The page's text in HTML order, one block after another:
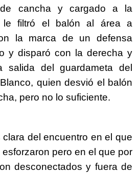
cancha y cargado a la
le filtró el balón al área a
la marca de un defensa
y disparó con la derecha y
salida del guardameta del
quien desvió el balón
pero no lo suficiente.
del encuentro en el que
pero en el que por
desconectados y fuera de